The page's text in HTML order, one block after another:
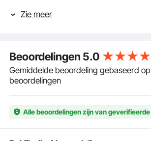
Nauwkeurige knopinstellingen:
opwindmodi ontwikkeld, waaronder
linksom, afwisselend en
Gecombineerd met de onafhankelijke
snelheidsregeling zorgen de
horloges.
Duurzame Mabuchi-motor: om de
Japanse Mabuchi-motor
Zie meer
Beoordelingen 5.0
Gemiddelde beoordeling gebaseerd
beoordelingen
Alle beoordelingen zijn van